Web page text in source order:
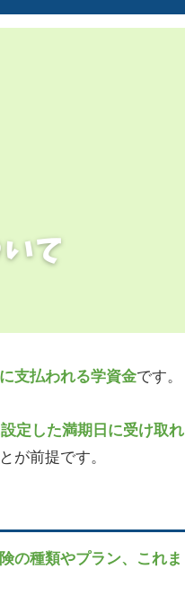
支払われる学資金です。
定した満期日に受け取れ
が前提です。
の種類やプラン、これま